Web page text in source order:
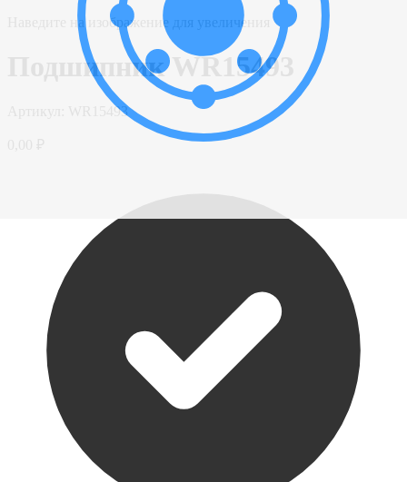
Наведите на изображение для увеличения
Подшипник WR15493
WR15493